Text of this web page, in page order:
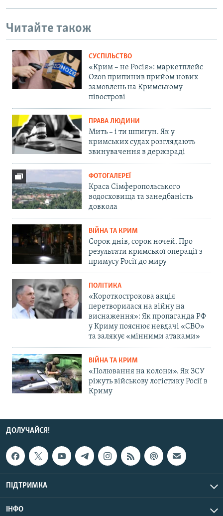
Читайте також
СУСПІЛЬСТВО
«Крим – не Росія»: маркетплейс
Ozon припинив прийом нових
замовлень на Кримському
півострові
ПРАВА ЛЮДИНИ
Мить – і ти шпигун. Як у
кримських судах розглядають
звинувачення в держзраді
ФОТОГАЛЕРЕЇ
Краса Сімферопольського
водосховища та занедбаність
довкола
ВІЙНА ТА КРИМ
Сорок днів, сорок ночей. Про
результати кримської операції з
примусу Росії до миру
ПОЛІТИКА
«Короткострокова акція
перетворилася на війну на
виснаження»: Як пропаганда РФ
у Криму пояснює невдачі «СВО»
та залякує «мінними атаками»
ВІЙНА ТА КРИМ
«Полювання на колони». Як ЗСУ
ріжуть військову логістику Росії в
Криму
ДОЛУЧАЙСЯ!
ПІДТРИМКА
ІНФО